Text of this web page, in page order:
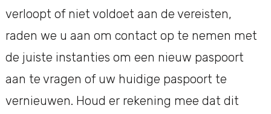
verloopt of niet voldoet aan de vereisten,
raden we u aan om contact op te nemen met
de juiste instanties om een nieuw paspoort
aan te vragen of uw huidige paspoort te
vernieuwen. Houd er rekening mee dat dit